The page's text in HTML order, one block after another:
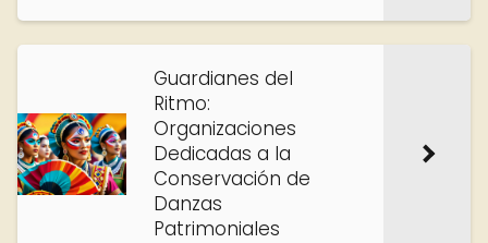
Guardianes del
Ritmo:
Organizaciones
Dedicadas a la
Conservación de
Danzas
Patrimoniales